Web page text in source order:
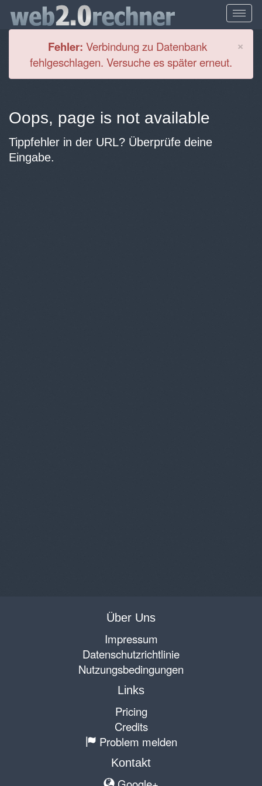
×
Fehler: Verbindung zu Datenbank
fehlgeschlagen. Versuche es später erneut.
Oops, page is not available
Tippfehler in der URL? Überprüfe deine
Eingabe.
Über Uns
Impressum
Datenschutzrichtlinie
Nutzungsbedingungen
Links
Pricing
Credits
Problem melden
Kontakt